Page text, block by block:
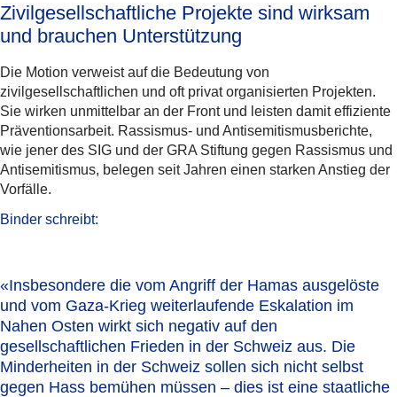
Zivilgesellschaftliche Projekte sind wirksam
und brauchen Unterstützung
Die Motion verweist auf die Bedeutung von
zivilgesellschaftlichen und oft privat organisierten Projekten.
Sie wirken unmittelbar an der Front und leisten damit effiziente
Präventionsarbeit. Rassismus- und Antisemitismusberichte,
wie jener des SIG und der GRA Stiftung gegen Rassismus und
Antisemitismus, belegen seit Jahren einen starken Anstieg der
Vorfälle.
Binder schreibt:
«Insbesondere die vom Angriff der Hamas ausgelöste
und vom Gaza-Krieg weiterlaufende Eskalation im
Nahen Osten wirkt sich negativ auf den
gesellschaftlichen Frieden in der Schweiz aus. Die
Minderheiten in der Schweiz sollen sich nicht selbst
gegen Hass bemühen müssen – dies ist eine staatliche